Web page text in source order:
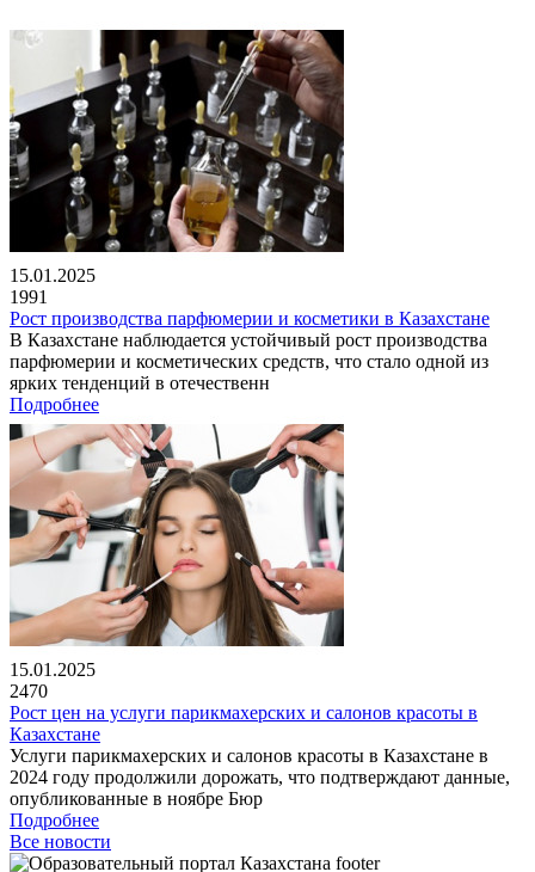
15.01.2025
1991
Рост производства парфюмерии и косметики в Казахстане
В Казахстане наблюдается устойчивый рост производства
парфюмерии и косметических средств, что стало одной из
ярких тенденций в отечественн
Подробнее
15.01.2025
2470
Рост цен на услуги парикмахерских и салонов красоты в
Казахстане
Услуги парикмахерских и салонов красоты в Казахстане в
2024 году продолжили дорожать, что подтверждают данные,
опубликованные в ноябре Бюр
Подробнее
Все новости